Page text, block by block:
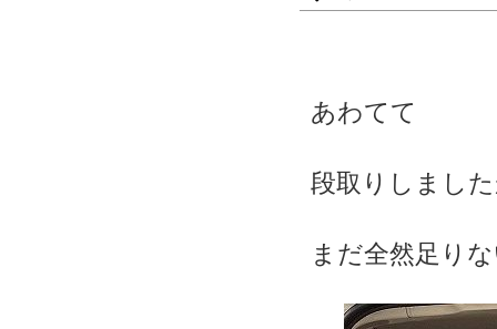
あわてて
段取りしまし
まだ全然足り